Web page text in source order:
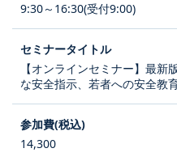
9:30～16:30(受付9:00)
【オンラインセミナー】最
な安全指示、若者への安全教
14,300